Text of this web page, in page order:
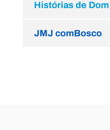
Histórias de
JMJ comBosco